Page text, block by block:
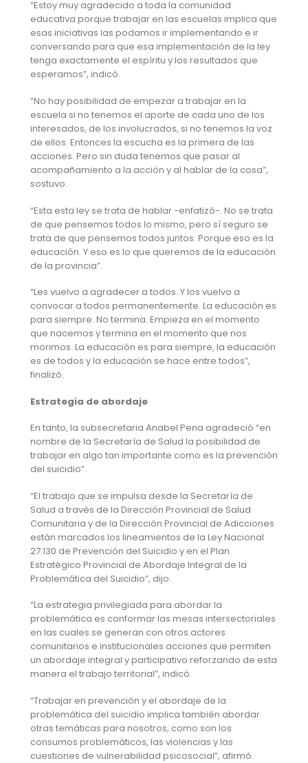
“Estoy muy agradecido a toda la comunidad
educativa porque trabajar en las escuelas implica que
esas iniciativas las podamos ir implementando e ir
conversando para que esa implementación de la ley
tenga exactamente el espíritu y los resultados que
esperamos”, indicó.
“No hay posibilidad de empezar a trabajar en la
escuela si no tenemos el aporte de cada uno de los
interesados, de los involucrados, si no tenemos la voz
de ellos. Entonces la escucha es la primera de las
acciones. Pero sin duda tenemos que pasar al
acompañamiento a la acción y al hablar de la cosa”,
sostuvo.
“Esta esta ley se trata de hablar -enfatizó-. No se trata
de que pensemos todos lo mismo, pero sí seguro se
trata de que pensemos todos juntos. Porque eso es la
educación. Y eso es lo que queremos de la educación
de la provincia”.
“Les vuelvo a agradecer a todos. Y los vuelvo a
convocar a todos permanentemente. La educación es
para siempre. No termina. Empieza en el momento
que nacemos y termina en el momento que nos
morimos. La educación es para siempre, la educación
es de todos y la educación se hace entre todos”,
finalizó.
Estrategia de abordaje
En tanto, la subsecretaria Anabel Pena agradeció “en
nombre de la Secretaría de Salud la posibilidad de
trabajar en algo tan importante como es la prevención
del suicidio”.
“El trabajo que se impulsa desde la Secretaría de
Salud a través de la Dirección Provincial de Salud
Comunitaria y de la Dirección Provincial de Adicciones
están marcados los lineamientos de la Ley Nacional
27.130 de Prevención del Suicidio y en el Plan
Estratégico Provincial de Abordaje Integral de la
Problemática del Suicidio”, dijo.
“La estrategia privilegiada para abordar la
problemática es conformar las mesas intersectoriales
en las cuales se generan con otros actores
comunitarios e institucionales acciones que permiten
un abordaje integral y participativo reforzando de esta
manera el trabajo territorial”, indicó.
“Trabajar en prevención y el abordaje de la
problemática del suicidio implica también abordar
otras temáticas para nosotros, como son los
consumos problemáticos, las violencias y las
cuestiones de vulnerabilidad psicosocial”, afirmó.